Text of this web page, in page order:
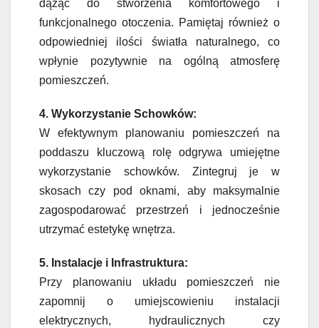
dążąc do stworzenia komfortowego i
funkcjonalnego otoczenia. Pamiętaj również o
odpowiedniej ilości światła naturalnego, co
wpłynie pozytywnie na ogólną atmosferę
pomieszczeń.
4. Wykorzystanie Schowków:
W efektywnym planowaniu pomieszczeń na
poddaszu kluczową rolę odgrywa umiejętne
wykorzystanie schowków. Zintegruj je w
skosach czy pod oknami, aby maksymalnie
zagospodarować przestrzeń i jednocześnie
utrzymać estetykę wnętrza.
5. Instalacje i Infrastruktura:
Przy planowaniu układu pomieszczeń nie
zapomnij o umiejscowieniu instalacji
elektrycznych, hydraulicznych czy